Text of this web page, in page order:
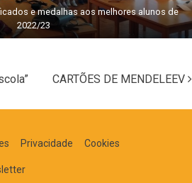
e medalhas aos melhores alunos de
2022/23
CARTÕES DE MENDELEEV
Privacidade Cookies